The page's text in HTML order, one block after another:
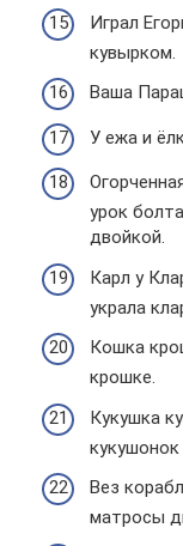
Играл
кувырком.
Ваша
У ежа и
урок
двойкой.
Карл у
украла
Кошка
крошке.
Кукушка
Вез
матросы